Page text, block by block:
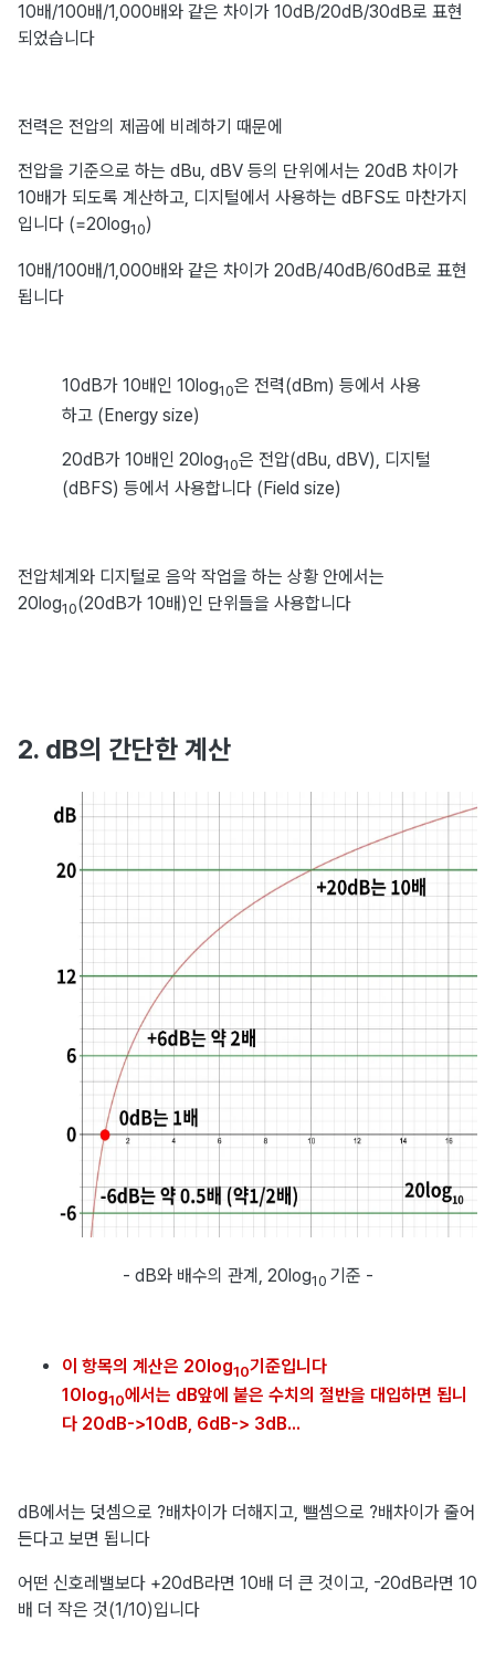
10배/100배/1,000배와 같은 차이가 10dB/20dB/30dB로 표현
되었습니다
전력은 전압의 제곱에 비례하기 때문에
전압을 기준으로 하는 dBu, dBV 등의 단위에서는 20dB 차이가
10배가 되도록 계산하고, 디지털에서 사용하는 dBFS도 마찬가지
입니다 (=20log10)
10배/100배/1,000배와 같은 차이가 20dB/40dB/60dB로 표현
됩니다
10dB가 10배인 10log10은 전력(dBm) 등에서 사용
하고 (Energy size)
20dB가 10배인 20log10은 전압(dBu, dBV), 디지털
(dBFS) 등에서 사용합니다 (Field size)
전압체계와 디지털로 음악 작업을 하는 상황 안에서는
20log10(20dB가 10배)인 단위들을 사용합니다
2. dB의 간단한 계산
- dB와 배수의 관계, 20log10 기준 -
이 항목의 계산은 20log10기준입니다
10log10에서는 dB앞에 붙은 수치의 절반을 대입하면 됩니
다 20dB->10dB, 6dB-> 3dB...
dB에서는 덧셈으로 ?배차이가 더해지고, 뺄셈으로 ?배차이가 줄어
든다고 보면 됩니다
어떤 신호레밸보다 +20dB라면 10배 더 큰 것이고, -20dB라면 10
배 더 작은 것(1/10)입니다